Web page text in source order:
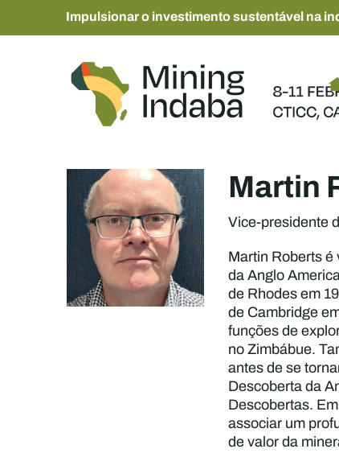
Impulsionar o investimento sustentável na
Martin
Vice-presidente
Martin Roberts
da Anglo
de Rhodes em
de Cambridge
funções de
no Zimbábue.
antes de se
Descoberta da
Descobertas.
associar um
de valor da